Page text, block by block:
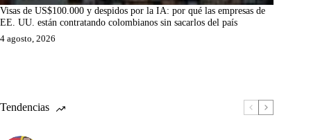
Visas de US$100.000 y despidos por la IA: por qué las empresas de
EE. UU. están contratando colombianos sin sacarlos del país
4 agosto, 2026
Tendencias